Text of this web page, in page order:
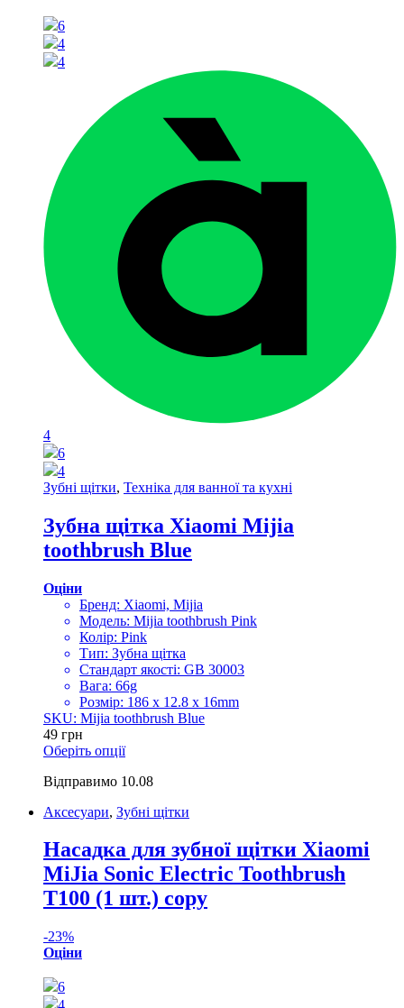
6
4
4
4
6
4
Зубні щітки, Техніка для ванної та кухні
Зубна щітка Xiaomi Mijia
toothbrush Blue
Оціни
Бренд: Xiaomi, Mijia
Модель: Mijia toothbrush Pink
Колір: Pink
Тип: Зубна щітка
Стандарт якості: GB 30003
Вага: 66g
Розмір: 186 x 12.8 x 16mm
SKU: Mijia toothbrush Blue
49 грн
Оберіть опції
Відправимо 10.08
Аксесуари, Зубні щітки
Насадка для зубної щітки Xiaomi
MiJia Sonic Electric Toothbrush
T100 (1 шт.) copy
-23%
Оціни
6